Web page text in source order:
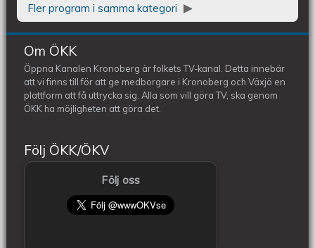
Fler program i samma kategori
Om ÖKK
Öppna Kanalen Kronoberg är folkets TV-kanal. Detta innebär
att vi finns till för att ge medborgare i Kronoberg och Växjö en
plattform att få uttrycka sig. Alla som vill göra TV, ska genom
ÖKK ha möjligheten att göra det.
Följ ÖKK/ÖKV
Följ oss